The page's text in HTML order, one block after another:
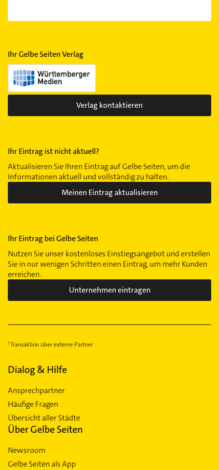
Ihr Gelbe Seiten Verlag
Verlag kontaktieren
Ihr Eintrag ist nicht aktuell?
Aktualisieren Sie Ihren Eintrag auf Gelbe Seiten, um die
Informationen aktuell und vollständig zu halten.
Meinen Eintrag aktualisieren
Ihr Eintrag bei Gelbe Seiten
Nutzen Sie unser kostenloses Einstiegsangebot und erstellen
Sie in nur wenigen Schritten einen Eintrag, um mehr Kunden
erreichen.
Unternehmen eintragen
Transaktion über externe Partner
Dialog & Hilfe
Ansprechpartner
Häufige Fragen
Übersicht aller Städte
Über Gelbe Seiten
Newsroom
Gelbe Seiten als App